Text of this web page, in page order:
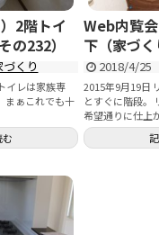
2階トイ
232）
づくり
イレは家族専
まぁこれでも十
Web内覧
下（家づ
2018/4/25
2015年9月19日
とすぐに階段。
希望通りに仕上